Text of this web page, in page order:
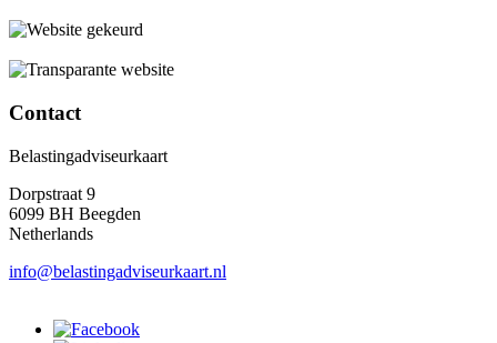
Contact
Belastingadviseurkaart
Dorpstraat 9
6099 BH Beegden
Netherlands
info@belastingadviseurkaart.nl